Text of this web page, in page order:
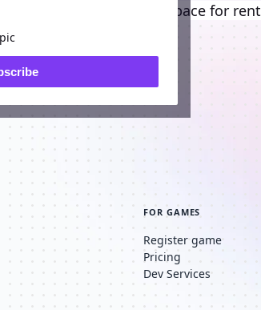
Advertising space for rent
FOR GAMES
Register game
Pricing
Dev Services